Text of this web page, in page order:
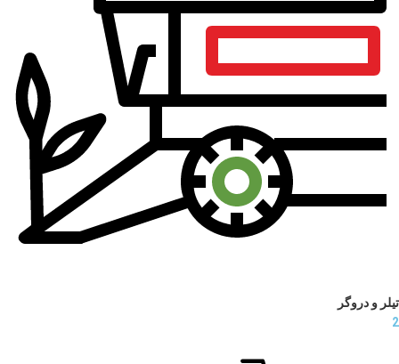
تیلر و دروگر
2